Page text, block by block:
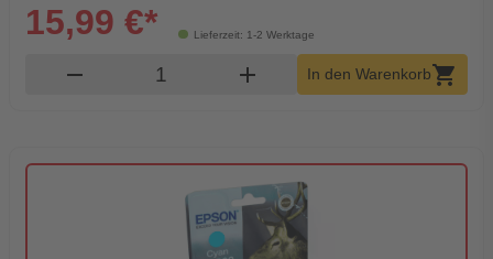
Lieferzeit: 1-2 Werktage
15,99 €*
remove Produkt Warenkorb Menge
add In den Warenkorbshopping_cart